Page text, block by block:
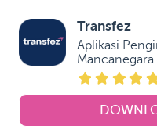
Transfez
Aplikasi
Mancanegara